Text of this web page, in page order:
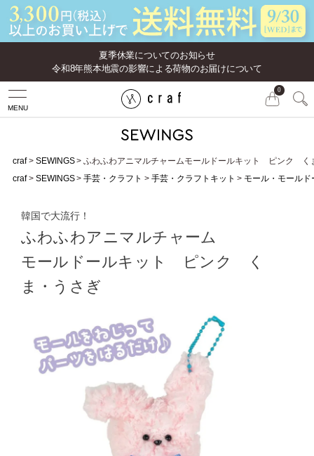
夏季休業についてのお知らせ
令和8年熊本地震の影響による荷物のお届けについて
MENU
0
craf SEWINGS
ふわふわアニマルチャームモールドールキット ピンク く
craf
SEWINGS 手芸・クラフト 手芸・クラフトキット モール・モールド
韓国で大流行！
ふわふわアニマルチャーム
モールドールキット ピンク く
ま・うさぎ